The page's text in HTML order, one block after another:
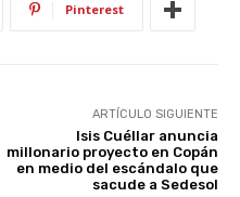
Pinterest
ARTÍCULO SIGUIENTE
Isis Cuéllar anuncia
millonario proyecto en Copán
en medio del escándalo que
sacude a Sedesol